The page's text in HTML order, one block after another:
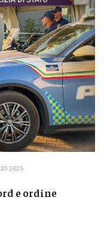
2025
e ordine